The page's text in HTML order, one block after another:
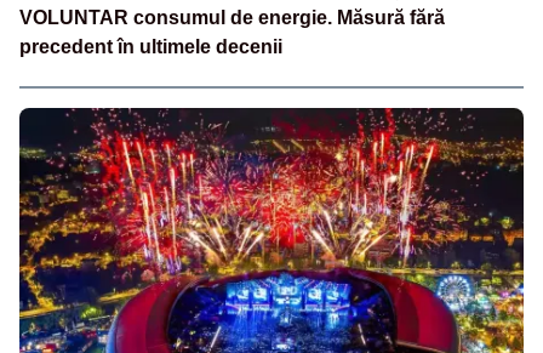
VOLUNTAR consumul de energie. Măsură fără
precedent în ultimele decenii